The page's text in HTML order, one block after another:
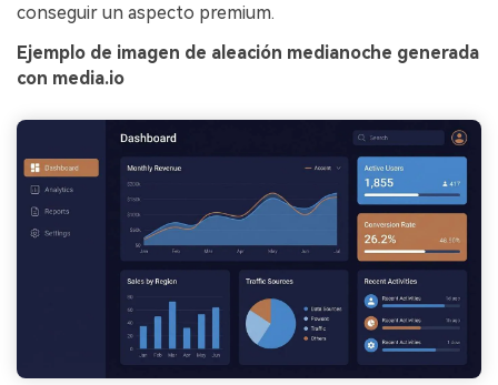
conseguir un aspecto premium.
Ejemplo de imagen de aleación medianoche generada
con media.io